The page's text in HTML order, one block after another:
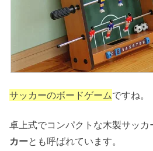
サッカーのボードゲームですね。
卓上式でコンパクトな木製サッカ
カーとも呼ばれています。